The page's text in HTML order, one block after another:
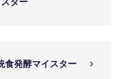
食発酵マイスター